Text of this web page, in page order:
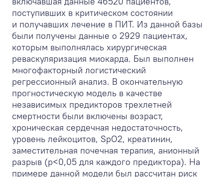
поступивших в критическом состоянии
и получавших лечение в ПИТ. Из данной базы
были получены данные о 2929 пациентах,
которым выполнялась хирургическая
реваскуляризация миокарда. Был выполнен
многофакторный логистический
регрессионный анализ. В окончательную
прогностическую модель в качестве
независимых предикторов трехлетней
смертности были включены возраст,
хроническая сердечная недостаточность,
уровень лейкоцитов, SpO2, креатинин,
заместительная почечная терапия, анионный
разрыв (p<0,05 для каждого предиктора). На
примере данной модели был рассчитан риск